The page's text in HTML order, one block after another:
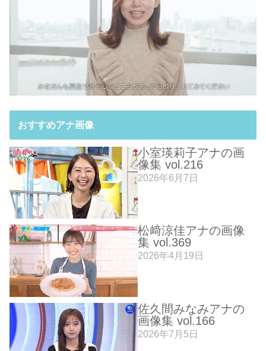
おすすめアナ画像
小室瑛莉子アナの画
像集 vol.216
2026年6月7日
松﨑涼佳アナの画像
集 vol.369
2026年4月19日
佐久間みなみアナの
画像集 vol.166
2026年7月5日